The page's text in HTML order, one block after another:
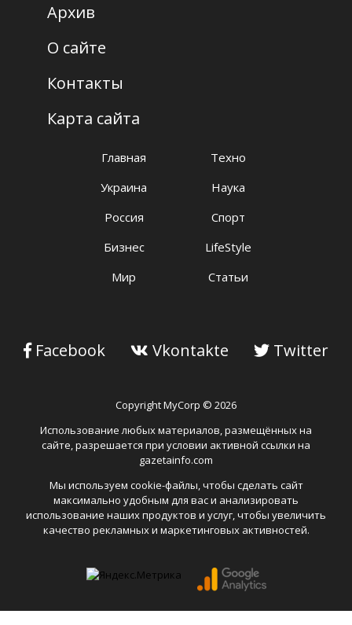
Copyright MyCorp © 2026
Использование любых материалов, размещённых на
сайте, разрешается при условии активной ссылки на
gazetainfo.com
Мы используем cookie-файлы, чтобы сделать сайт
максимально удобным для вас и анализировать
использование наших продуктов и услуг, чтобы увеличить
качество рекламных и маркетинговых активностей.
Главная
Украина
Россия
Бизнес
Мир
Техно
Наука
Спорт
LifeStyle
Статьи
Facebook Vkontakte Twitter
Архив
О сайте
Контакты
Карта сайта